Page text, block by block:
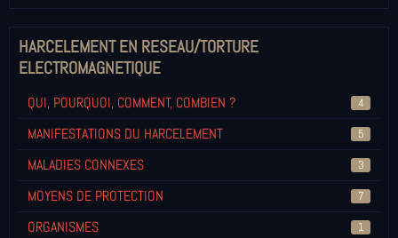
HARCELEMENT EN RESEAU/TORTURE
ELECTROMAGNETIQUE
QUI, POURQUOI, COMMENT, COMBIEN ? 4
MANIFESTATIONS DU HARCELEMENT 5
MALADIES CONNEXES 3
MOYENS DE PROTECTION 7
ORGANISMES 1